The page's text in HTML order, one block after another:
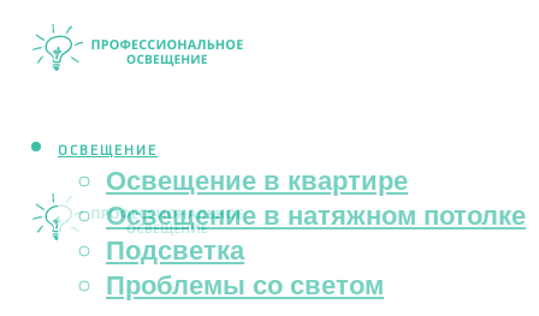
ОСВЕЩЕНИЕ
Освещение в квартире
Освещение в натяжном потолке
Подсветка
Проблемы со светом